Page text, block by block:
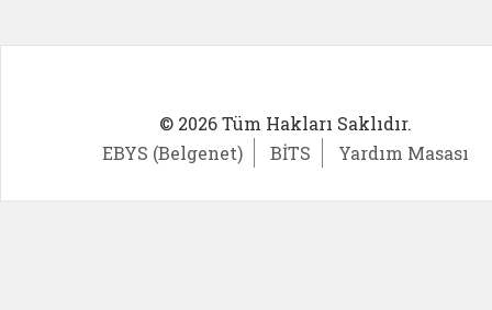
© 2026 Tüm Hakları Saklıdır.
EBYS (Belgenet)
BİTS Yardım Masası